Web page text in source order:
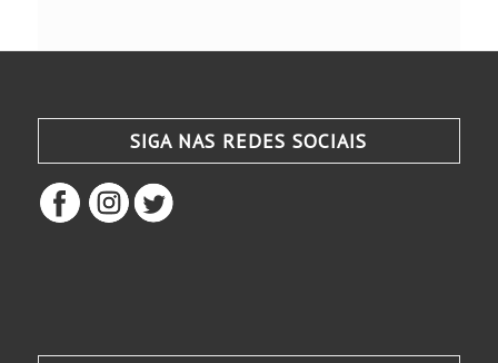
SIGA NAS REDES SOCIAIS